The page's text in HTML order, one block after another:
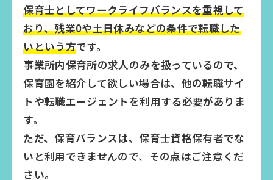
保育士としてワークライフバランスを重視して
おり、残業0や土日休みなどの条件で転職した
いという方です。
事業所内保育所の求人のみを扱っているので、
保育園を紹介して欲しい場合は、他の転職サイ
トや転職エージェントを利用する必要がありま
す。
ただ、保育バランスは、保育士資格保有者でな
いと利用できませんので、その点はご注意くだ
さい。